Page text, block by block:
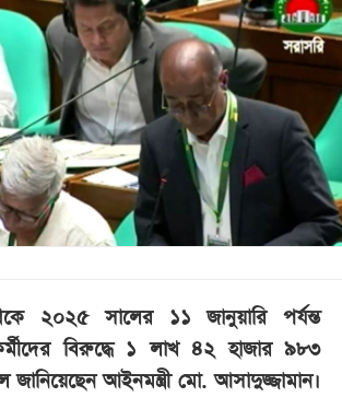
২০২৫ সালের ১১ জানুয়ারি পর্যন্ত
বিরুদ্ধে ১ লাখ ৪২ হাজার ৯৮৩
জানিয়েছেন আইনমন্ত্রী মো. আসাদুজ্জামান।